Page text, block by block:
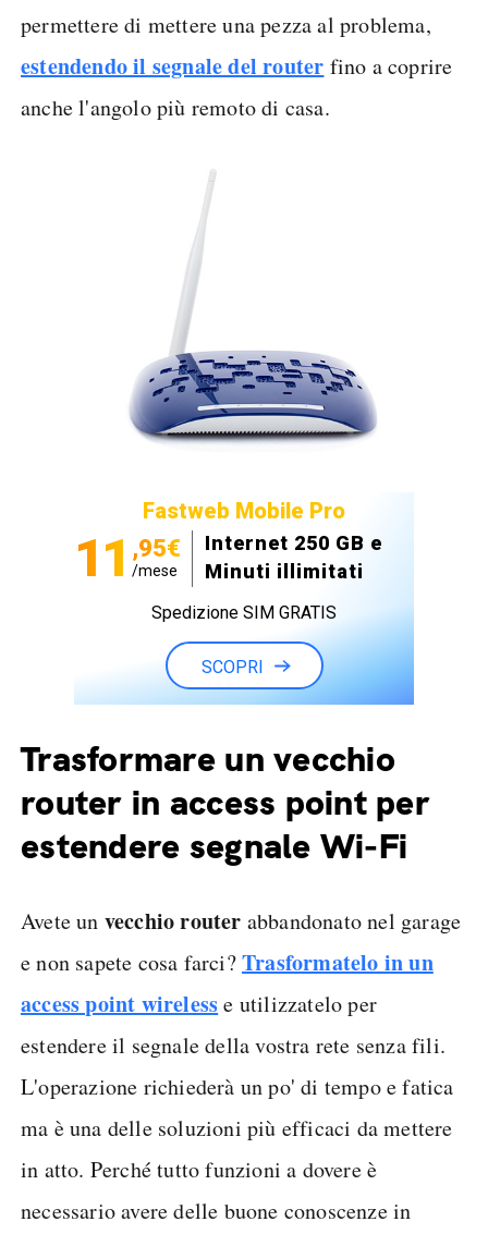
permettere di mettere una pezza al problema,
estendendo il segnale del router fino a coprire
anche l'angolo più remoto di casa.
Fastweb Mobile Pro
11 ,95€
/mese
Internet 250 GB e
Minuti illimitati
Spedizione SIM GRATIS
SCOPRI
Trasformare un vecchio
router in access point per
estendere segnale Wi-Fi
Avete un vecchio router abbandonato nel garage
e non sapete cosa farci?Trasformatelo in un
access point wirelesse utilizzatelo per
estendere il segnale della vostra rete senza fili.
L'operazione richiederà un po' di tempo e fatica
ma è una delle soluzioni più efficaci da mettere
in atto. Perché tutto funzioni a dovere è
necessario avere delle buone conoscenze in